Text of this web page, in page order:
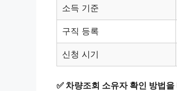
소득 기준
구직 등록
신청 시기
✅ 차량조회 소유자 확인 방법